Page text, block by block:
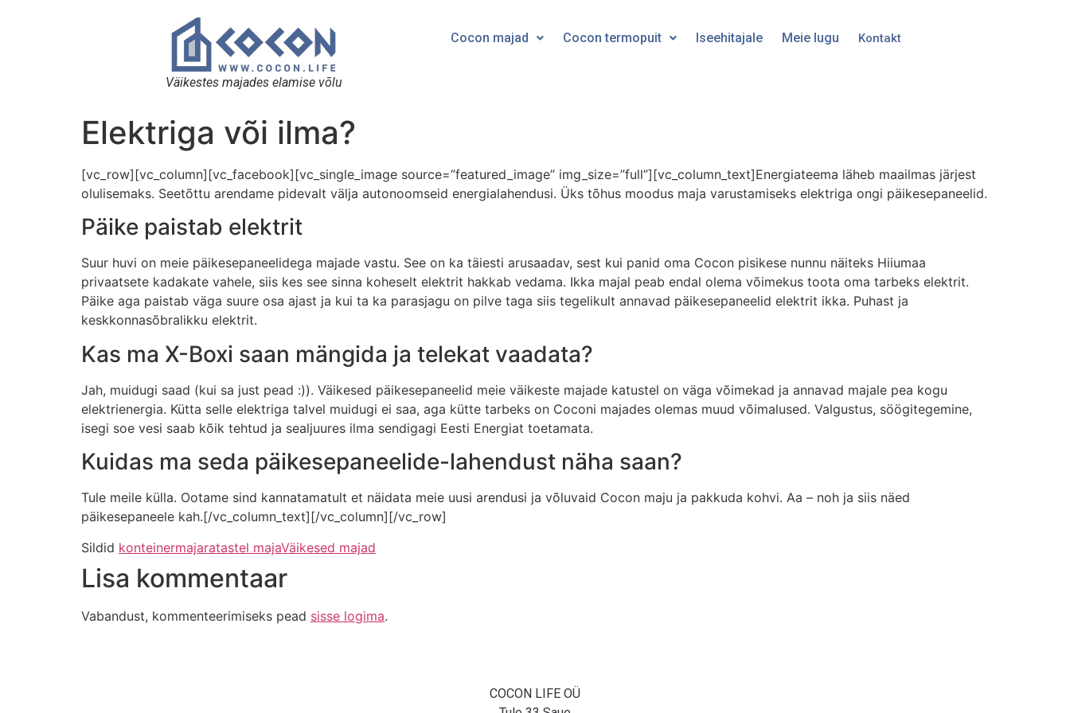
Väikestes majades elamise võlu
Cocon majad Cocon termopuit Iseehitajale Meie lugu Kontakt
Elektriga või ilma?
[vc_row][vc_column][vc_facebook][vc_single_image source=”featured_image” img_size=”full”][vc_column_text]Energiateema läheb maailmas järjest
olulisemaks. Seetõttu arendame pidevalt välja autonoomseid energialahendusi. Üks tõhus moodus maja varustamiseks elektriga ongi päikesepaneelid.
Päike paistab elektrit
Suur huvi on meie päikesepaneelidega majade vastu. See on ka täiesti arusaadav, sest kui panid oma Cocon pisikese nunnu näiteks Hiiumaa
privaatsete kadakate vahele, siis kes see sinna koheselt elektrit hakkab vedama. Ikka majal peab endal olema võimekus toota oma tarbeks elektrit.
Päike aga paistab väga suure osa ajast ja kui ta ka parasjagu on pilve taga siis tegelikult annavad päikesepaneelid elektrit ikka. Puhast ja
keskkonnasõbralikku elektrit.
Kas ma X-Boxi saan mängida ja telekat vaadata?
Jah, muidugi saad (kui sa just pead :)). Väikesed päikesepaneelid meie väikeste majade katustel on väga võimekad ja annavad majale pea kogu
elektrienergia. Kütta selle elektriga talvel muidugi ei saa, aga kütte tarbeks on Coconi majades olemas muud võimalused. Valgustus, söögitegemine,
isegi soe vesi saab kõik tehtud ja sealjuures ilma sendigagi Eesti Energiat toetamata.
Kuidas ma seda päikesepaneelide-lahendust näha saan?
Tule meile külla. Ootame sind kannatamatult et näidata meie uusi arendusi ja võluvaid Cocon maju ja pakkuda kohvi. Aa – noh ja siis näed
päikesepaneele kah.[/vc_column_text][/vc_column][/vc_row]
Sildid konteinermajaratastel majaVäikesed majad
Lisa kommentaar
Vabandust, kommenteerimiseks pead sisse logima.
COCON LIFE OÜ